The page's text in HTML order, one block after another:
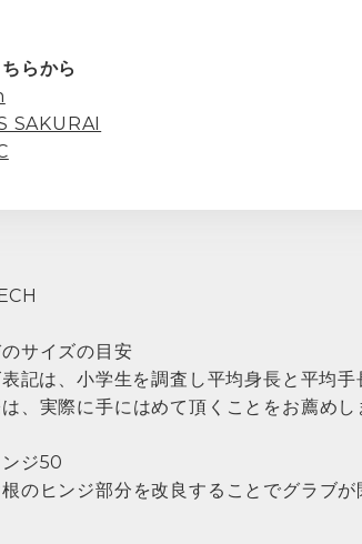
らから
サイズの目安
記は、小学生を調査し平均身長と平均
、実際に手にはめて頂くことをお薦めし
ジ50
のヒンジ部分を改良することでグラブ